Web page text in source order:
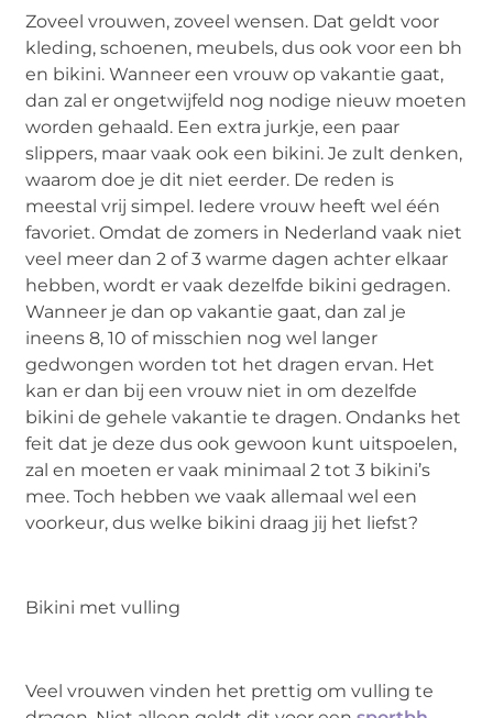
Zoveel vrouwen, zoveel wensen. Dat geldt voor
kleding, schoenen, meubels, dus ook voor een bh
en bikini. Wanneer een vrouw op vakantie gaat,
dan zal er ongetwijfeld nog nodige nieuw moeten
worden gehaald. Een extra jurkje, een paar
slippers, maar vaak ook een bikini. Je zult denken,
waarom doe je dit niet eerder. De reden is
meestal vrij simpel. Iedere vrouw heeft wel één
favoriet. Omdat de zomers in Nederland vaak niet
veel meer dan 2 of 3 warme dagen achter elkaar
hebben, wordt er vaak dezelfde bikini gedragen.
Wanneer je dan op vakantie gaat, dan zal je
ineens 8, 10 of misschien nog wel langer
gedwongen worden tot het dragen ervan. Het
kan er dan bij een vrouw niet in om dezelfde
bikini de gehele vakantie te dragen. Ondanks het
feit dat je deze dus ook gewoon kunt uitspoelen,
zal en moeten er vaak minimaal 2 tot 3 bikini’s
mee. Toch hebben we vaak allemaal wel een
voorkeur, dus welke bikini draag jij het liefst?
Bikini met vulling
Veel vrouwen vinden het prettig om vulling te